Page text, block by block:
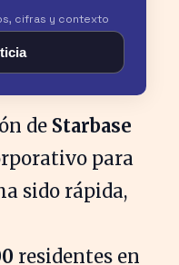
cifras y contexto
de Starbase
para
sido rápida,
residentes en